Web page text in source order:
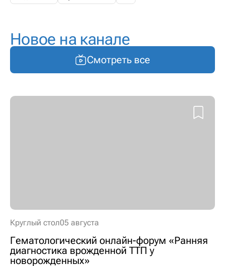
Новое на канале
Смотреть все
Круглый стол05 августа
Гематологический онлайн-форум «Ранняя
диагностика врожденной ТТП у
новорожденных»